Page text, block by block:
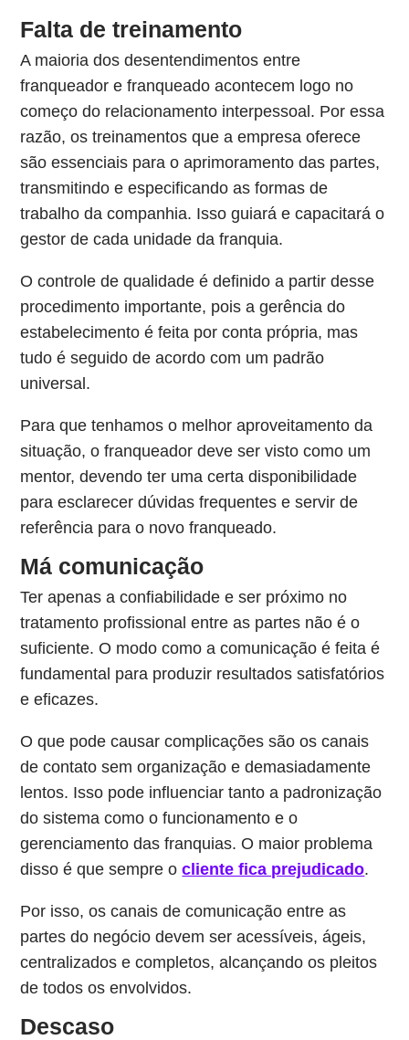
Falta de treinamento
A maioria dos desentendimentos entre
franqueador e franqueado acontecem logo no
começo do relacionamento interpessoal. Por essa
razão, os treinamentos que a empresa oferece
são essenciais para o aprimoramento das partes,
transmitindo e especificando as formas de
trabalho da companhia. Isso guiará e capacitará o
gestor de cada unidade da franquia.
O controle de qualidade é definido a partir desse
procedimento importante, pois a gerência do
estabelecimento é feita por conta própria, mas
tudo é seguido de acordo com um padrão
universal.
Para que tenhamos o melhor aproveitamento da
situação, o franqueador deve ser visto como um
mentor, devendo ter uma certa disponibilidade
para esclarecer dúvidas frequentes e servir de
referência para o novo franqueado.
Má comunicação
Ter apenas a confiabilidade e ser próximo no
tratamento profissional entre as partes não é o
suficiente. O modo como a comunicação é feita é
fundamental para produzir resultados satisfatórios
e eficazes.
O que pode causar complicações são os canais
de contato sem organização e demasiadamente
lentos. Isso pode influenciar tanto a padronização
do sistema como o funcionamento e o
gerenciamento das franquias. O maior problema
disso é que sempre ocliente fica prejudicado.
Por isso, os canais de comunicação entre as
partes do negócio devem ser acessíveis, ágeis,
centralizados e completos, alcançando os pleitos
de todos os envolvidos.
Descaso